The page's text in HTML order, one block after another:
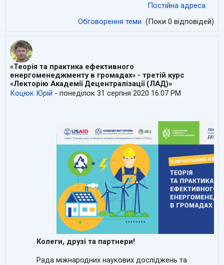
Постійна адреса
Обговорення теми (Поки 0 відповідей)
«Теорія та практика ефективного
енергоменеджменту в громадах» - третій курс
«Лекторію Академії Децентралізації (ЛАД)»
Коцюк Юрій -понеділок 31 серпня 2020 16:07 PM
Колеги, друзі та партнери!
Рада міжнародних наукових досліджень та